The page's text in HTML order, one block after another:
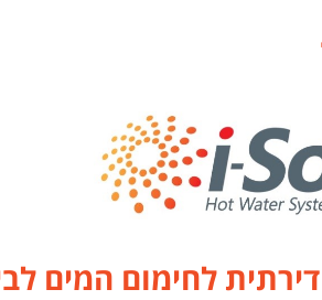
לחימום המים